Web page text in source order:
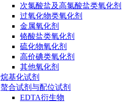
次氯酸盐及高氯酸盐类氧化剂
过氧化物类氧化剂
金属氧化剂
铬酸盐类氧化剂
硫化物氧化剂
高价碘类氧化剂
其他氧化剂
烷基化试剂
螯合试剂与配位试剂
EDTA衍生物